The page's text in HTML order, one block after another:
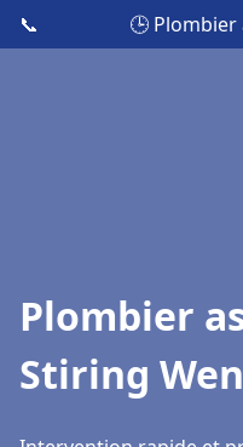
📞 🕒
Plombier
Stiring